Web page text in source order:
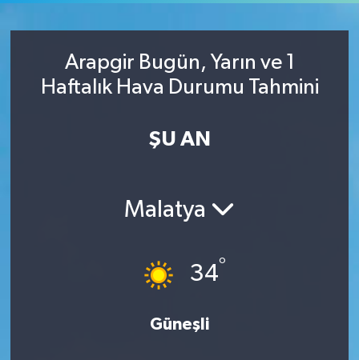
Arapgir Bugün, Yarın ve 1
Haftalık Hava Durumu Tahmini
ŞU AN
Malatya
34°
Güneşli
YAŞAM